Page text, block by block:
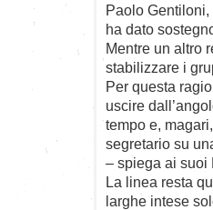
Paolo
ha dato
Mentre un altro
stabilizzare i
Per questa
uscire
tempo e,
segretario su
– spiega ai suoi
La linea resta
larghe intese